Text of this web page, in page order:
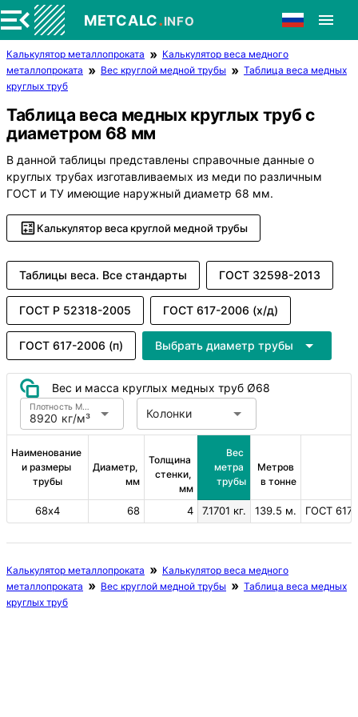
METCALC.INFO
Калькулятор металлопроката
Калькулятор веса медного
металлопроката
Вес круглой медной трубы
Таблица веса медных
круглых труб
Таблица веса медных круглых труб с
диаметром 68 мм
В данной таблицы представлены справочные данные о
круглых трубах изготавливаемых из меди по различным
ГОСТ и ТУ имеющие наружный диаметр 68 мм.
Калькулятор веса круглой медной трубы
Таблицы веса. Все стандарты ГОСТ 32598-2013
ГОСТ Р 52318-2005 ГОСТ 617-2006 (х/д)
ГОСТ 617-2006 (п) Выбрать диаметр трубы
Вес и масса круглых медных труб Ø68
8920 кг/м³
Плотность Медь Колонки
Наименование
и размеры
трубы
Диаметр,
мм
Толщина
стенки,
мм
Вес
метра
трубы
Метров
в тонне
68х4 68 4 7.1701 кг. 139.5 м. ГОСТ
Калькулятор металлопроката
Калькулятор веса медного
металлопроката
Вес круглой медной трубы
Таблица веса медных
круглых труб